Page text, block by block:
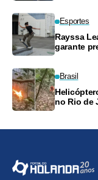
Esportes
Rayssa
garante
Brasil
no Rio de